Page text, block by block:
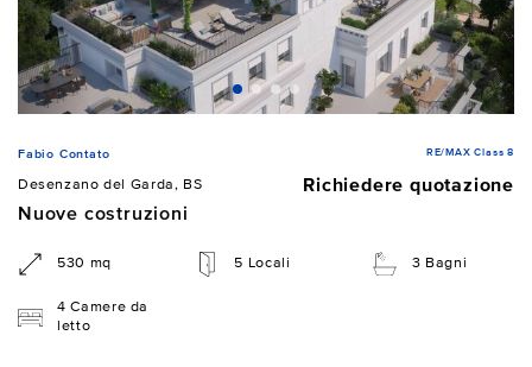
Fabio Contato RE/MAX Class 8
Desenzano del Garda, BS
Richiedere quotazione
Nuove costruzioni
530 mq 5 Locali 3 Bagni
4 Camere da
letto